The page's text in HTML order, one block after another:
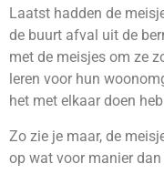
Laatst hadden de
de buurt afval uit de
met de meisjes om ze
leren voor hun
het met elkaar doen
Zo zie je maar, de
op wat voor manier dan